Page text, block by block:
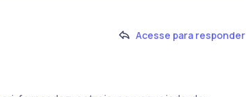
Acesse para responder